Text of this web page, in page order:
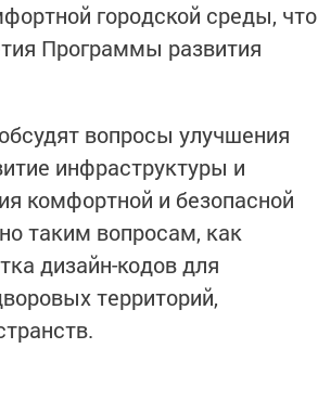
городской среды, что
Программы развития
вопросы улучшения
инфраструктуры и
комфортной и безопасной
таким вопросам, как
дизайн-кодов для
территорий,